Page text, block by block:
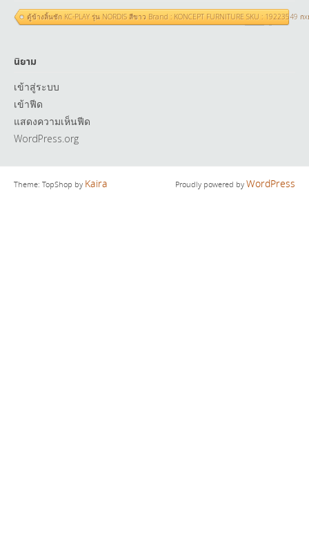
ตู้ข้างลิ้นชัก KC-PLAY รุ่น NORDIS สีขาว Brand : KONCEPT FURNITURE SKU : 19223549 ก
นิยาม
เข้าสู่ระบบ
เข้าฟีด
แสดงความเห็นฟีด
WordPress.org
Theme: TopShop by Kaira Proudly powered byWordPress